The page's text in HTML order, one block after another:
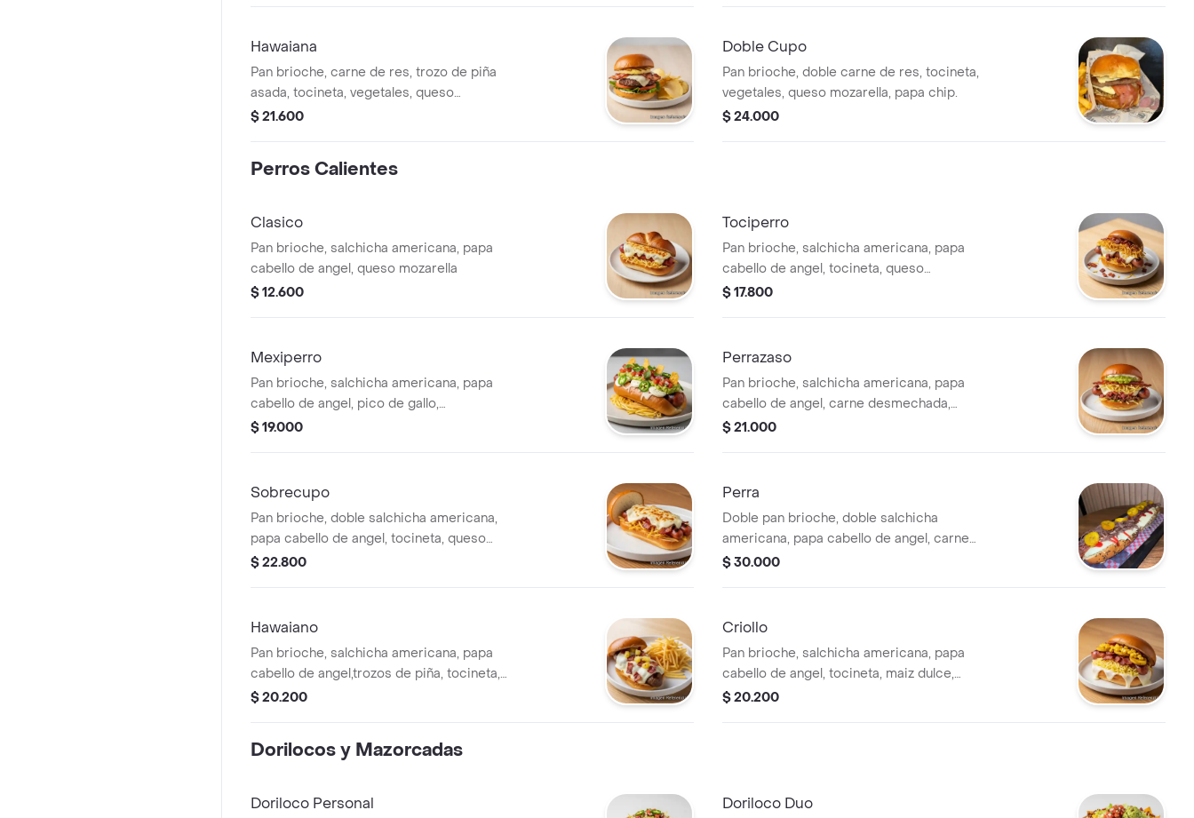
Hawaiana
Pan brioche, carne de res, trozo de piña
asada, tocineta, vegetales, queso
mozarella, papa chip.
$ 21.600
Doble Cupo
Pan brioche, doble carne de res, tocineta,
vegetales, queso mozarella, papa chip.
$ 24.000
Perros Calientes
Clasico
Pan brioche, salchicha americana, papa
cabello de angel, queso mozarella
$ 12.600
Tociperro
Pan brioche, salchicha americana, papa
cabello de angel, tocineta, queso
mozarella.
$ 17.800
Mexiperro
Pan brioche, salchicha americana, papa
cabello de angel, pico de gallo,
guacamole, jalapeños, tostacos, queso
$ 19.000
Perrazaso
Pan brioche, salchicha americana, papa
cabello de angel, carne desmechada,
guacamole, tocineta, queso mozarella.
$ 21.000
Sobrecupo
Pan brioche, doble salchicha americana,
papa cabello de angel, tocineta, queso
mozarella.
$ 22.800
Perra
Doble pan brioche, doble salchicha
americana, papa cabello de angel, carne
desmechada, platano maduro, tocineta,
$ 30.000
Hawaiano
Pan brioche, salchicha americana, papa
cabello de angel,trozos de piña, tocineta,
queso mozarella.
$ 20.200
Criollo
Pan brioche, salchicha americana, papa
cabello de angel, tocineta, maiz dulce,
platano maduro, queso mozarella.
$ 20.200
Dorilocos y Mazorcadas
Doriloco Personal Doriloco Duo